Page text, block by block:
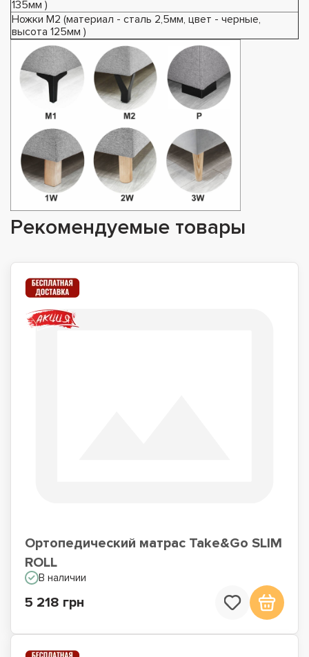
135мм )
Ножки М2 (материал - сталь 2,5мм, цвет - черные,
высота 125мм )
Рекомендуемые товары
Ортопедический матрас Take&Go SLIM
ROLL
В наличии
5 218 грн